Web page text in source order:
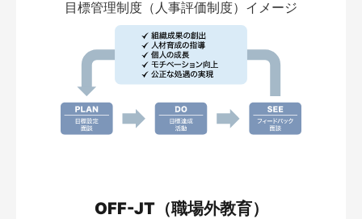
目標管理制度（人事評価制度）イメージ
OFF-JT（職場外教育）